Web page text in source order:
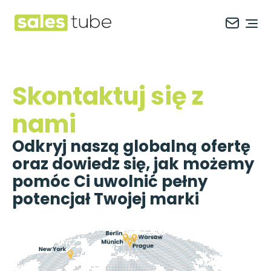
Salestube
Skontaktuj się z
nami
Odkryj naszą globalną ofertę
oraz dowiedz się, jak możemy
pomóc Ci uwolnić pełny
potencjał Twojej marki